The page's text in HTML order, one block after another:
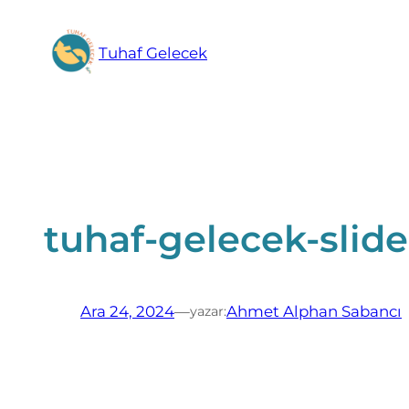
Tuhaf Gelecek
tuhaf-gelecek-
Ara 24, 2024—yazar:Ahmet Alphan Sabancı